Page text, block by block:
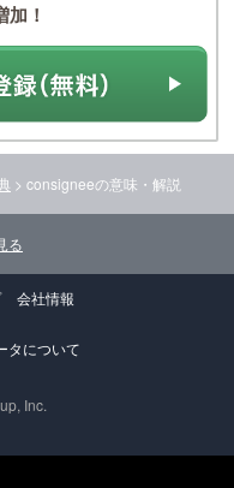
！
> consigneeの意味・解説
る
会社情報
タについて
Inc.